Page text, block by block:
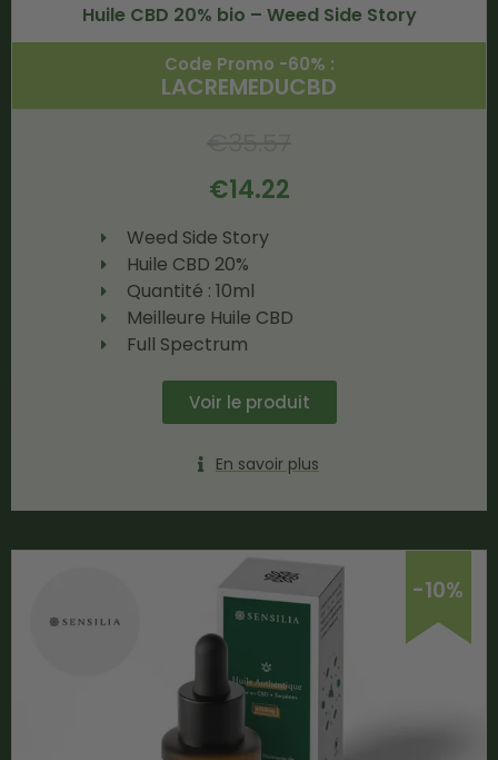
Huile CBD 20% bio – Weed Side Story
Code Promo -60% :
LACREMEDUCBD
€14.22
Weed Side Story
Huile CBD 20%
Quantité : 10ml
Meilleure Huile CBD
Full Spectrum
Voir le produit
En savoir plus
-10%